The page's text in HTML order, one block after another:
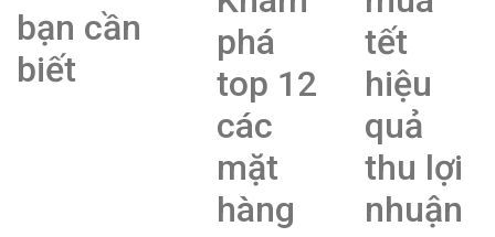
bạn cần
biết
phá
top 12
các
mặt
hàng
tết
hiệu
quả
thu lợi
nhuận